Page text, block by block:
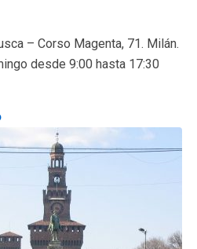
– Corso Magenta, 71. Milán.
desde 9:00 hasta 17:30